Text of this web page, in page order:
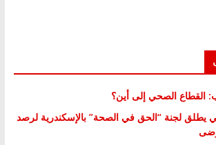
القطاع الصحي إلى أين؟
يطلق لجنة “الحق في الصحة” بالإسكندرية لرصد